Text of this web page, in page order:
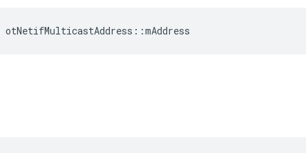
otNetifMulticastAddress ::mAddress